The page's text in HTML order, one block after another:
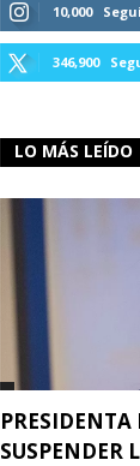
10,000
346,900
LO MÁS LEÍDO
PRESIDENTA
SUSPENDER